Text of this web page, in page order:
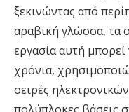
ξεκινώντας από
αραβική γλώσσα, τα
εργασία αυτή
χρόνια,
σειρές